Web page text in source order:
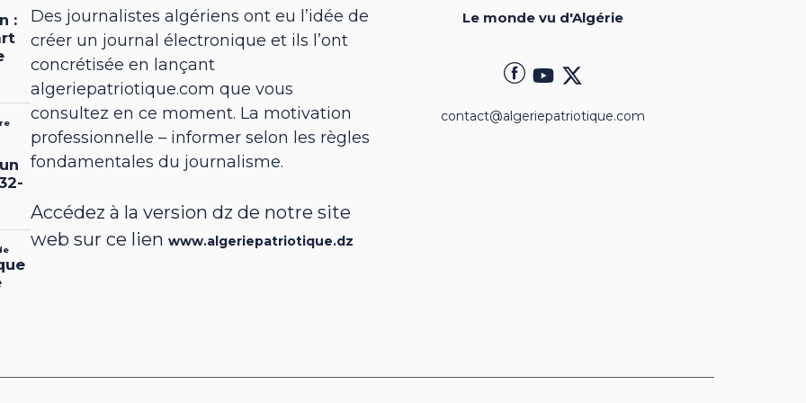
Des journalistes algériens ont eu l’idée de
créer un journal électronique et ils l’ont
concrétisée en lançant
algeriepatriotique.com que vous
consultez en ce moment. La motivation
professionnelle – informer selon les règles
fondamentales du journalisme.
Accédez à la version dz de notre site
web sur ce lienwww.algeriepatriotique.dz
Le monde vu d'Algérie
contact@algeriepatriotique.com